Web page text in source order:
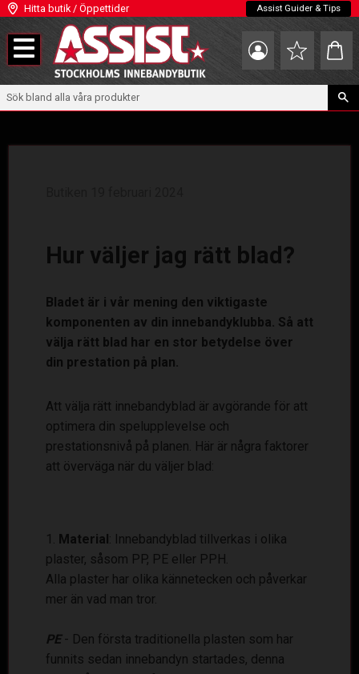
Meny
Hitta butik / Öppettider Assist Guider & Tips
Favoriter
Hur väljer jag rätt blad?
Bladet är i vår mening den viktigaste
komponenten av din innebandyklubba. Så att
välja rätt blad har en stor betydelse över
din prestation på plan.
Att välja rätt innebandyblad är avgörande för att
optimera din spelupplevelse och
prestationsnivå på planen. Här är några faktorer
att överväga när du väljer blad:
Material: Innebandyblad tillverkas i olika
plaster, såsom PP, PE eller PPH.
Alla plaster har olika kännetecken och påverkar
mer än vad man tror.
PE- Den första traditionella plasten som har
funnits sedan innebandyn startades, denna